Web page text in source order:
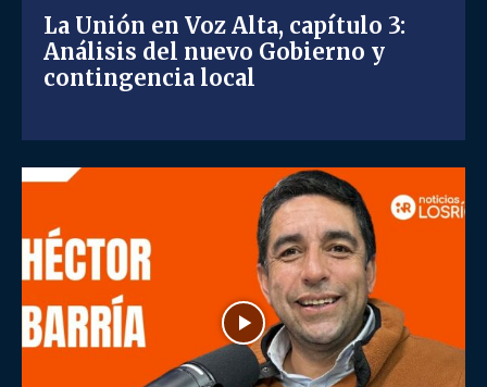
La Unión en Voz Alta, capítulo 3:
Análisis del nuevo Gobierno y
contingencia local